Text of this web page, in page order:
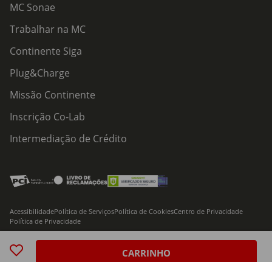
CARRINHO
MC Sonae
Trabalhar na MC
Continente Siga
Plug&Charge
Missão Continente
Inscrição Co-Lab
Intermediação de Crédito
© 2026 Modelo Continente Hipermercados, S.A. Todos os direitos reservados
AcessibilidadePolítica de ServiçosPolítica de CookiesCentro de Privacidade
Política de Privacidade